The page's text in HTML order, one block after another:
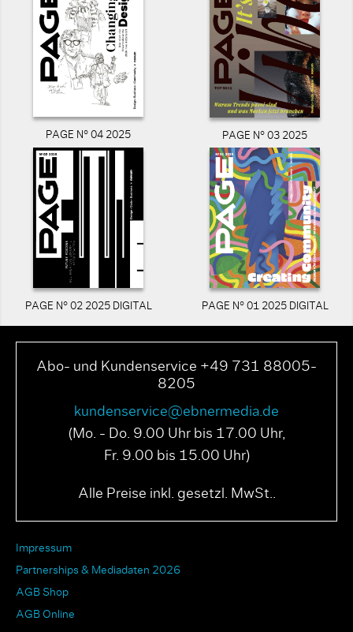
PAGE N° 04 2025 PAGE N° 03 2025
PAGE N° 02 2025 DIGITAL PAGE N° 01 2025 DIGITAL
Abo- und Kundenservice +49 731 88005-
8205
kundenservice@ebnermedia.de
(Mo. - Do. 9.00 Uhr bis 17.00 Uhr,
Fr. 9.00 bis 15.00 Uhr)
Alle Preise inkl. gesetzl. MwSt..
Impressum
Partnerships & Mediadaten 2026
AGB Shop
AGB Online